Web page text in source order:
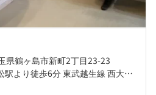
鶴ヶ島市新町2丁目23-23
東武越生線 一本松駅より徒歩6分 東武越生線 西大家駅より徒歩16分